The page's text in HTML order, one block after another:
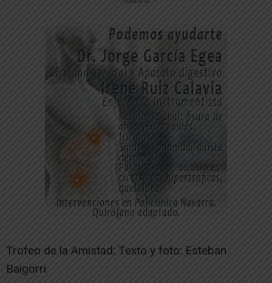
Trofeo de la Amistad: Texto y foto: Esteban
Baigorri